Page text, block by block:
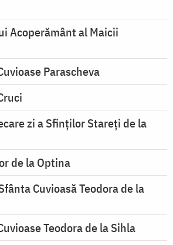
Acoperământ al Maicii
Parascheva
zi a Sfinților Stareți de la
de la Optina
Cuvioasă Teodora de la
Teodora de la Sihla